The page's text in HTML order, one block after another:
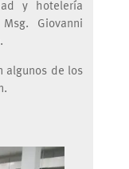
y hotelería
Giovanni
algunos de los